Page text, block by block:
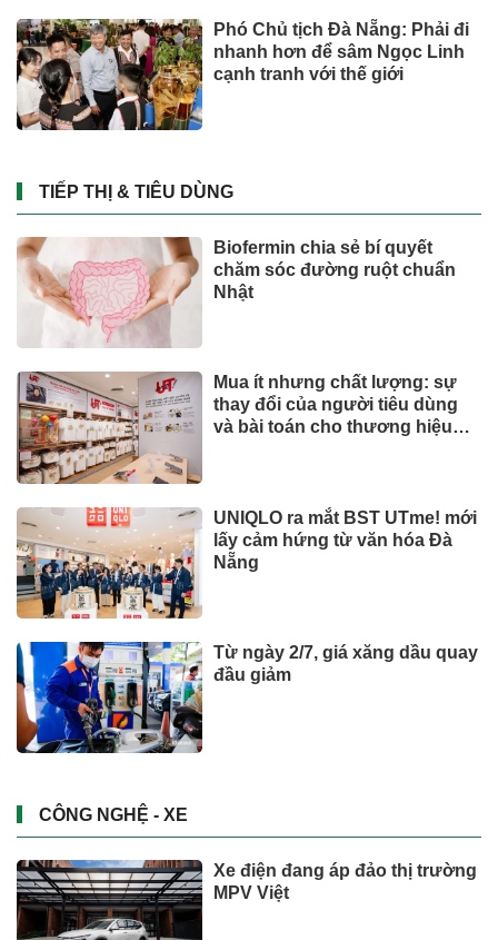
Phó Chủ tịch Đà Nẵng: Phải đi
nhanh hơn để sâm Ngọc Linh
cạnh tranh với thế giới
TIẾP THỊ & TIÊU DÙNG
Biofermin chia sẻ bí quyết
chăm sóc đường ruột chuẩn
Nhật
Mua ít nhưng chất lượng: sự
thay đổi của người tiêu dùng
và bài toán cho thương hiệu
UNIQLO ra mắt BST UTme! mới
lấy cảm hứng từ văn hóa Đà
Nẵng
Từ ngày 2/7, giá xăng dầu quay
đầu giảm
CÔNG NGHỆ - XE
Xe điện đang áp đảo thị trường
MPV Việt